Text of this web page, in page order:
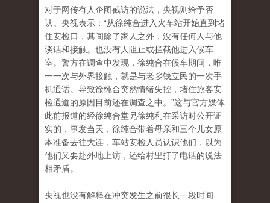
对于网传有人企图截访的说法，央视则给予否
认。央视表示：“从徐纯合进入火车站开始直到堵
住安检口，其间除了家人之外，没有任何人与他
谈话和接触。也没有人阻止或拦截他进入候车
室。警方在调查中发现，徐纯合在候车期间，唯
一一次与外界接触，就是与老乡钱立民的一次手
机通话。导致徐纯合突然情绪失控，堵住旅客安
检通道的原因目前还在调查之中。”这与官方媒体
此前报道的经徐纯合堂兄徐纯利在采访时公开证
实的，事发当天，徐纯合带着母亲和三个儿女原
本准备去往大连，车站安检人员认识他们，以为
他们又要赴外地上访，还给村里打了电话的说法
相矛盾。
央视也没有解释在冲突发生之前很长一段时间